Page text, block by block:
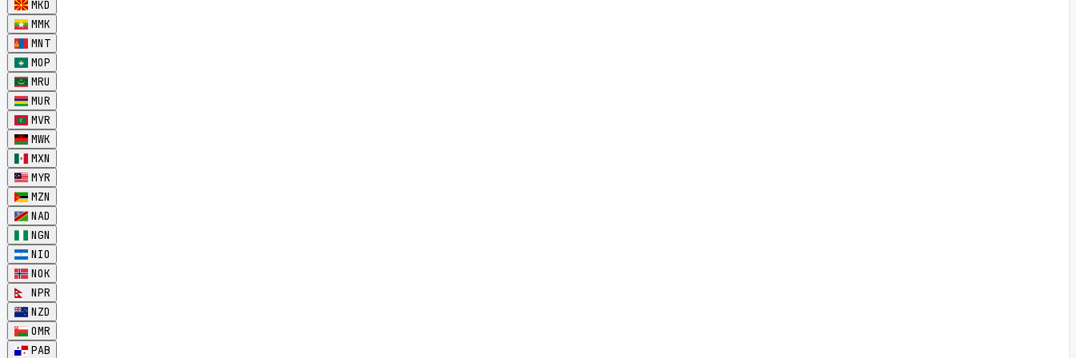
MKD
MMK
MNT
MOP
MRU
MUR
MVR
MWK
MXN
MYR
MZN
NAD
NGN
NIO
NOK
NPR
NZD
OMR
PAB